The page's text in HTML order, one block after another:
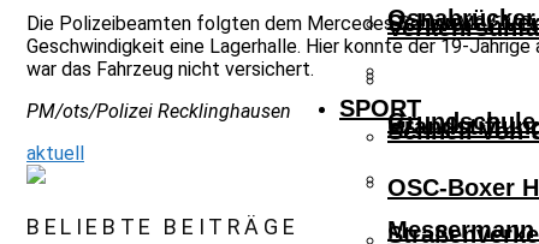
Schwerer
Schnell Von
SPORT
OSC-Boxer
Die Polizeibeamten folgten dem Mercedes Benz AMG 53.
Geschwindigkeit eine Lagerhalle. Hier konnte der 19-
war das Fahrzeug nicht versichert.
PM/ots/Polizei Recklinghausen
aktuell
BELIEBTE BEITRÄGE